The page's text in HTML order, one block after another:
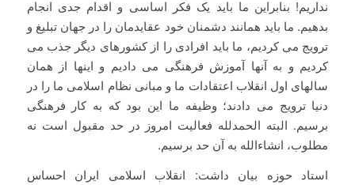
نداریم! بنابراین ما باید یک فکر اساسی و اقدام جدی انجام
بدهیم. ما باید همانند دشمنان خود عقایدمان را در جهان تبلیغ و
ترویج می کردیم، ما باید افرادی را از کشورهای دیگر جذب می
کردیم و به آنها آموزش فرهنگی می دادیم و اینها از همان
سالهای اول انقلاب اعتقادات ما و مبانی نظام اسلامی ما را در
دنیا ترویج می دادند؛ وظیفه ما این بود که به کار فرهنگی
برسیم. البته الحمدلله فعالیت امروز در حد مقبول است نه
مطلوب، انشاءالله به آن حد برسیم.
استاد حوزه بیان داشت: انقلاب اسلامی ایران احساس